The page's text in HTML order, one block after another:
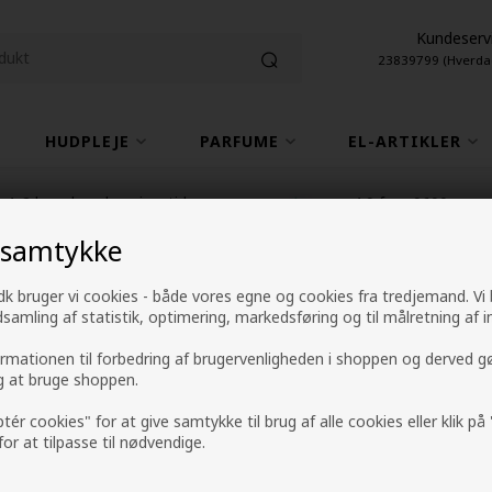
bruger vi cookies - både vores egne og cookies fra tredjemand. Vi
af statistik, optimering, markedsføring og til målretning af
til forbedring af brugervenligheden i shoppen og derved
bruge shoppen.
cookies" for at give samtykke til brug af alle cookies eller klik
at tilpasse til nødvendige.
23839799
HUDPLEJE PARFUME EL-ARTIKLER
1-2 hverdage leveringstid 4,9 fra +9600
247pris
American Crew
and Body Wash